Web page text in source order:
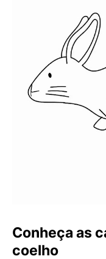
Conheça as
coelho